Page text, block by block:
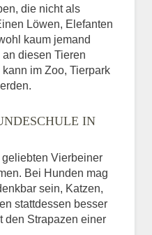
die nicht als
Löwen, Elefanten
kaum jemand
diesen Tieren
im Zoo, Tierpark
IN
Vierbeiner
Bei Hunden mag
sein, Katzen,
stattdessen besser
den Strapazen einer